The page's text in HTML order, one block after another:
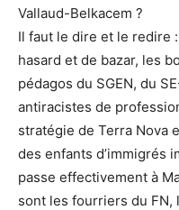
Vallaud-Belkacem ?
Il faut le dire et le redire
hasard et de bazar, les
pédagos du SGEN, du
antiracistes de
stratégie de Terra Nova
des enfants d’immigrés
passe effectivement à
sont les fourriers du FN,